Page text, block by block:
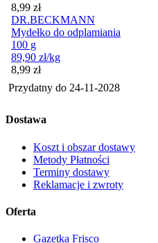
Cena
8,99 zł
DR.BECKMANN
Mydełko do odplamiania
100 g
89,90 zł/kg
Cena
8,99 zł
Przydatny do 24-11-2028
Dostawa
Koszt i obszar dostawy
Metody Płatności
Terminy dostawy
Reklamacje i zwroty
Oferta
Gazetka Frisco